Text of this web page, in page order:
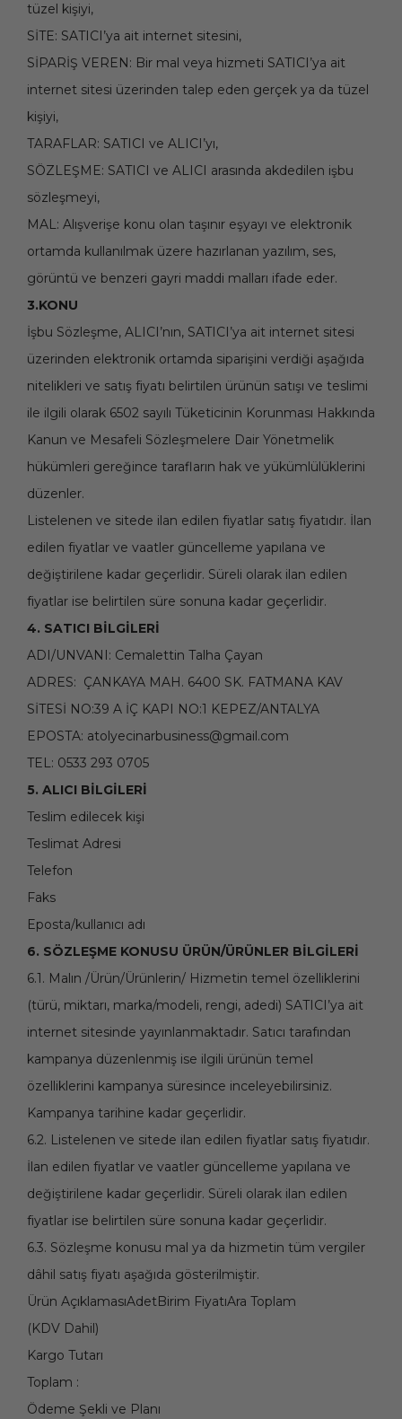
tüzel kişiyi,
SİTE: SATICI’ya ait internet sitesini,
SİPARİŞ VEREN: Bir mal veya hizmeti SATICI’ya ait
internet sitesi üzerinden talep eden gerçek ya da tüzel
kişiyi,
TARAFLAR: SATICI ve ALICI’yı,
SÖZLEŞME: SATICI ve ALICI arasında akdedilen işbu
sözleşmeyi,
MAL: Alışverişe konu olan taşınır eşyayı ve elektronik
ortamda kullanılmak üzere hazırlanan yazılım, ses,
görüntü ve benzeri gayri maddi malları ifade eder.
3.KONU
İşbu Sözleşme, ALICI’nın, SATICI’ya ait internet sitesi
üzerinden elektronik ortamda siparişini verdiği aşağıda
nitelikleri ve satış fiyatı belirtilen ürünün satışı ve teslimi
ile ilgili olarak 6502 sayılı Tüketicinin Korunması Hakkında
Kanun ve Mesafeli Sözleşmelere Dair Yönetmelik
hükümleri gereğince tarafların hak ve yükümlülüklerini
düzenler.
Listelenen ve sitede ilan edilen fiyatlar satış fiyatıdır. İlan
edilen fiyatlar ve vaatler güncelleme yapılana ve
değiştirilene kadar geçerlidir. Süreli olarak ilan edilen
fiyatlar ise belirtilen süre sonuna kadar geçerlidir.
4. SATICI BİLGİLERİ
ADI/UNVANI: Cemalettin Talha Çayan
ADRES: ÇANKAYA MAH. 6400 SK. FATMANA KAV
SİTESİ NO:39 A İÇ KAPI NO:1 KEPEZ/ANTALYA
EPOSTA: atolyecinarbusiness@gmail.com
TEL: 0533 293 0705
5. ALICI BİLGİLERİ
Teslim edilecek kişi
Teslimat Adresi
Telefon
Faks
Eposta/kullanıcı adı
6. SÖZLEŞME KONUSU ÜRÜN/ÜRÜNLER BİLGİLERİ
6.1. Malın /Ürün/Ürünlerin/ Hizmetin temel özelliklerini
(türü, miktarı, marka/modeli, rengi, adedi) SATICI’ya ait
internet sitesinde yayınlanmaktadır. Satıcı tarafından
kampanya düzenlenmiş ise ilgili ürünün temel
özelliklerini kampanya süresince inceleyebilirsiniz.
Kampanya tarihine kadar geçerlidir.
6.2. Listelenen ve sitede ilan edilen fiyatlar satış fiyatıdır.
İlan edilen fiyatlar ve vaatler güncelleme yapılana ve
değiştirilene kadar geçerlidir. Süreli olarak ilan edilen
fiyatlar ise belirtilen süre sonuna kadar geçerlidir.
6.3. Sözleşme konusu mal ya da hizmetin tüm vergiler
dâhil satış fiyatı aşağıda gösterilmiştir.
Ürün AçıklamasıAdetBirim FiyatıAra Toplam
(KDV Dahil)
Kargo Tutarı
Toplam :
Ödeme Şekli ve Planı